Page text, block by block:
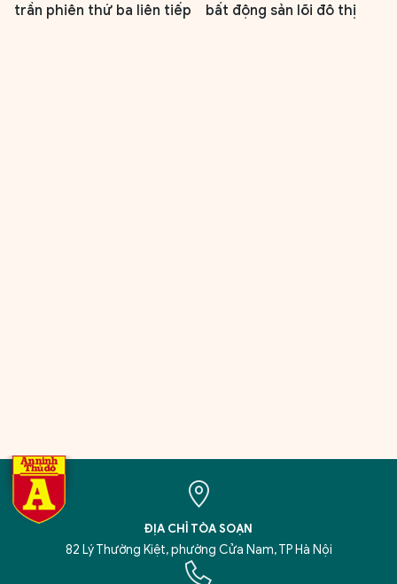
trần phiên thứ ba liên tiếp
bất động sản lõi đô thị
ĐỊA CHỈ TÒA SOẠN
82 Lý Thường Kiệt, phường Cửa Nam, TP Hà Nội